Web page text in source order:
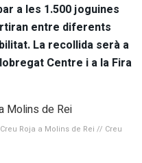
a les 1.500 joguines
entre diferents
La recollida serà a
Centre i a la Fira
Roja a Molins de Rei // Creu